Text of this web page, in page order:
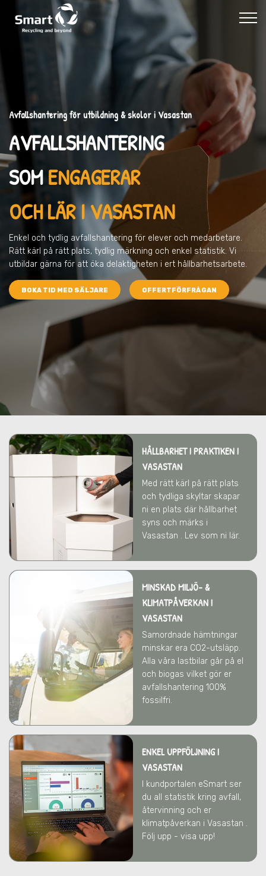
Avfallshantering för utbildning & skolor i Vasastan
AVFALLSHANTERING
SOMENGAGERAR
OCH LÄR I VASASTAN
Enkel och tydlig avfallshantering för elever och medarbetare.
Rätt kärl på rätt plats, tydlig märkning och enkel statistik. Vi
utbildar gärna för att öka delaktigheten i ert hållbarhetsarbete.
BOKA TID MED SÄLJARE OFFERTFÖRFRÅGAN
HÅLLBARHET I PRAKTIKEN I
VASASTAN
Med rätt kärl på rätt plats
och tydliga skyltar skapar
ni en plats där hållbarhet
syns och märks i
Vasastan . Lev som ni lär.
MINSKAD MILJÖ- &
KLIMATPÅVERKANI
VASASTAN
Samordnade hämtningar
minskar era CO2-utsläpp.
Alla våra lastbilar går på el
och biogas vilket gör er
avfallshantering 100%
fossilfri.
ENKEL UPPFÖLJNING I
VASASTAN
I kundportalen eSmart ser
du all statistik kring avfall,
återvinning och er
klimatpåverkan i Vasastan .
Följ upp - visa upp!